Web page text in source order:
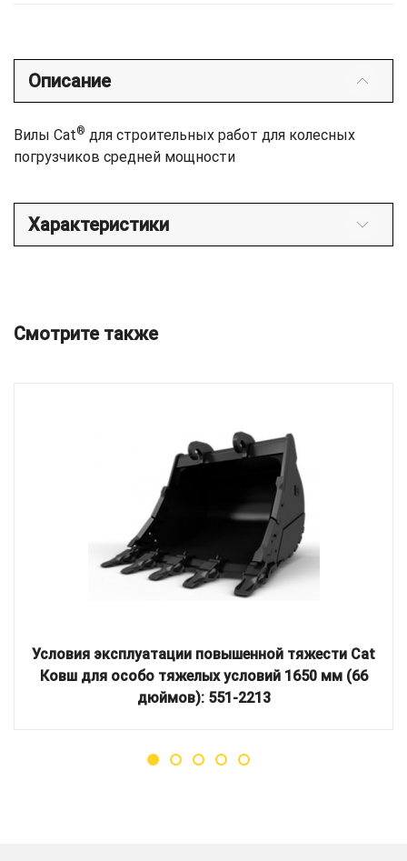
Описание
Вилы Cat® для строительных работ для колесных
погрузчиков средней мощности
Характеристики
Смотрите также
Условия эксплуатации повышенной тяжести Cat
Ковш для особо тяжелых условий 1650 мм (66
дюймов): 551-2213